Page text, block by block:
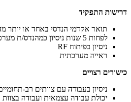
דרישות התפקיד
תואר אקדמי הנדסי באחד או יותר
לפחות 5 שנות ניסיון כמהנדס/ת מערכת
ניסיון בפיתוח RF
ראייה מערכתית
כישורים רצויים
ניסיון בעבודה עם צוותים רב-
יכולת עבודה עצמאית ועבודה בצוות